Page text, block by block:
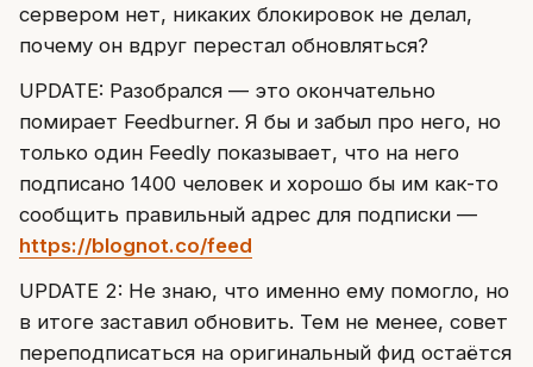
сервером нет, никаких блокировок не делал,
почему он вдруг перестал обновляться?
UPDATE: Разобрался — это окончательно
помирает Feedburner. Я бы и забыл про него, но
только один Feedly показывает, что на него
подписано 1400 человек и хорошо бы им как-то
сообщить правильный адрес для подписки —
https://blognot.co/feed
UPDATE 2: Не знаю, что именно ему помогло, но
в итоге заставил обновить. Тем не менее, совет
переподписаться на оригинальный фид остаётся